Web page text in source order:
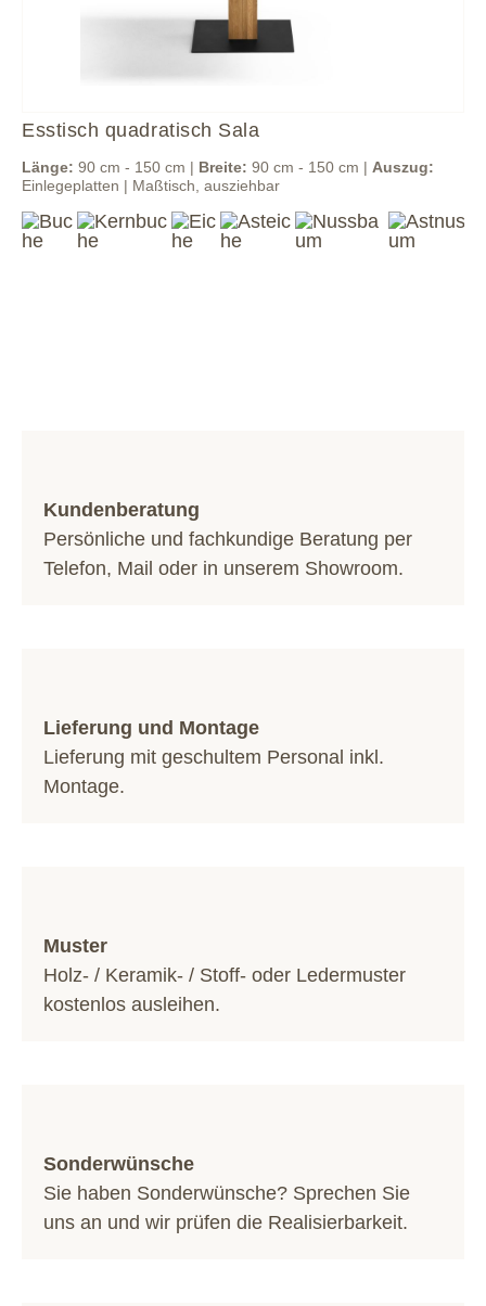
Esstisch quadratisch Sala
Länge: 90 cm - 150 cm | Breite: 90 cm - 150 cm | Auszug:
Einlegeplatten | Maßtisch, ausziehbar
Kundenberatung
Persönliche und fachkundige Beratung per
Telefon, Mail oder in unserem Showroom.
Lieferung und Montage
Lieferung mit geschultem Personal inkl.
Montage.
Muster
Holz- / Keramik- / Stoff- oder Ledermuster
kostenlos ausleihen.
Sonderwünsche
Sie haben Sonderwünsche? Sprechen Sie
uns an und wir prüfen die Realisierbarkeit.